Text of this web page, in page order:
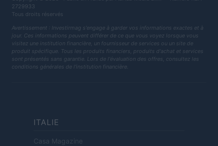
2729933
Tous droits réservés
Avertissement : Investirmag s'engage à garder vos informations exactes et à
jour. Ces informations peuvent différer de ce que vous voyez lorsque vous
visitez une institution financière, un fournisseur de services ou un site de
produit spécifique. Tous les produits financiers, produits d'achat et services
sont présentés sans garantie. Lors de l'évaluation des offres, consultez les
conditions générales de l'institution financière.
ITALIE
Casa Magazine